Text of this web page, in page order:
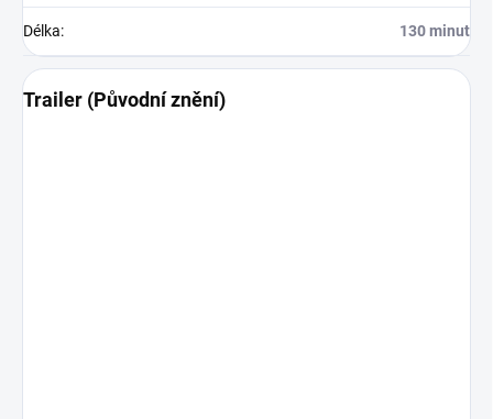
Délka: 130 minut
Trailer (Původní znění)